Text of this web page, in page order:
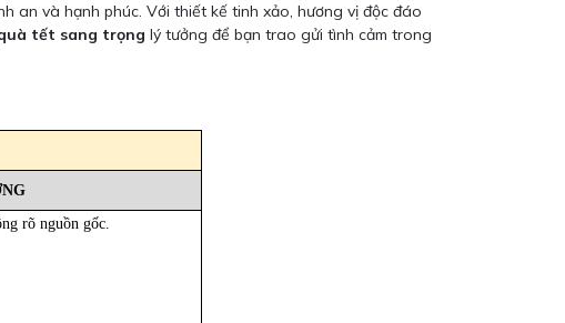
an và hạnh phúc. Với thiết kế tinh xảo, hương vị độc đáo
tết sang trọng lý tưởng để bạn trao gửi tình cảm trong
rõ nguồn gốc.